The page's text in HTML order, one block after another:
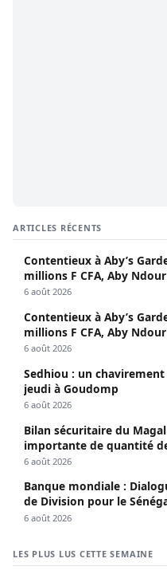
ARTICLES RÉCENTS
Contentieux à Aby’s
millions F CFA, Aby
sociaux
6 août 2026
Contentieux à Aby’s
millions F CFA, Aby
sociaux
6 août 2026
Sedhiou : un
jeudi à Goudomp
6 août 2026
Bilan sécuritaire du
importante de quantité
6 août 2026
Banque mondiale :
de Division pour le
6 août 2026
LES PLUS LUS CETTE SEMAINE